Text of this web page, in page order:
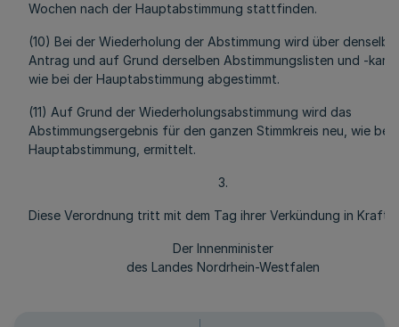
Wochen nach der Hauptabstimmung stattfinden.
(10) Bei der Wiederholung der Abstimmung wird über
Antrag und auf Grund derselben Abstimmungslisten und -
wie bei der Hauptabstimmung abgestimmt.
(11) Auf Grund der Wiederholungsabstimmung wird das
Abstimmungsergebnis für den ganzen Stimmkreis neu, wie bei
Hauptabstimmung, ermittelt.
3.
Diese Verordnung tritt mit dem Tag ihrer Verkündung in Kraft.
Der Innenminister
des Landes Nordrhein-Westfalen